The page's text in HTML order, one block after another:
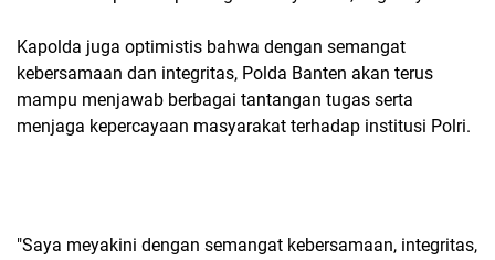
Kapolda juga optimistis bahwa dengan semangat
kebersamaan dan integritas, Polda Banten akan terus
mampu menjawab berbagai tantangan tugas serta
menjaga kepercayaan masyarakat terhadap institusi Polri.
"Saya meyakini dengan semangat kebersamaan, integritas,